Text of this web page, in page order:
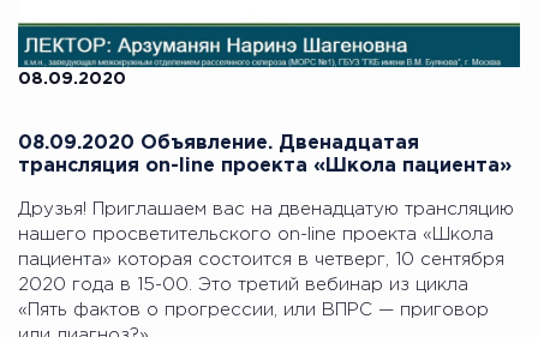
08.09.2020
08.09.2020 Объявление. Двенадцатая
трансляция on-line проекта «Школа пациента»
Друзья! Приглашаем вас на двенадцатую трансляцию
нашего просветительского on-line проекта «Школа
пациента» которая состоится в четверг, 10 сентября
2020 года в 15-00. Это третий вебинар из цикла
«Пять фактов о прогрессии, или ВПРС — приговор